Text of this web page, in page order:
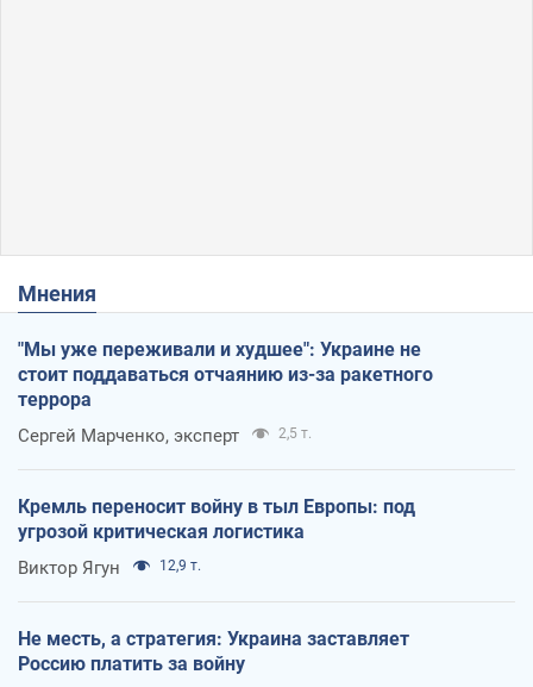
Мнения
"Мы уже переживали и худшее": Украине не
стоит поддаваться отчаянию из-за ракетного
террора
Сергей Марченко, эксперт 2,5 т.
Кремль переносит войну в тыл Европы: под
угрозой критическая логистика
Виктор Ягун 12,9 т.
Не месть, а стратегия: Украина заставляет
Россию платить за войну